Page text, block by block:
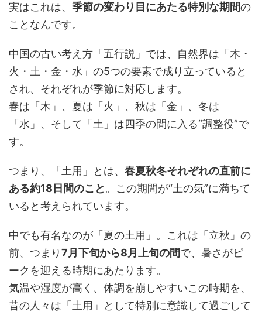
実はこれは、 季節の変わり目にあたる特別な期間の
ことなんです。
中国の古い考え方「五行説」では、自然界は「木・
火・土・金・水」の5つの要素で成り立っていると
され、それぞれが季節に対応します。
春は「木」、夏は「火」、秋は「金」、冬は
「水」、そして「土」は四季の間に入る“調整役”で
す。
つまり、「土用」とは、 春夏秋冬それぞれの直前に
ある約18日間のこと 。この期間が“土の気”に満ちて
いると考えられています。
中でも有名なのが「夏の土用」。これは「立秋」の
前、つまり7月下旬から8月上旬の間で、暑さがピ
ークを迎える時期にあたります。
気温や湿度が高く、体調を崩しやすいこの時期を、
昔の人々は「土用」として特別に意識して過ごして